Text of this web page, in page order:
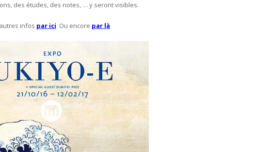
des études, des notes, … y seront visibles.
infos par ici Ou encore par là